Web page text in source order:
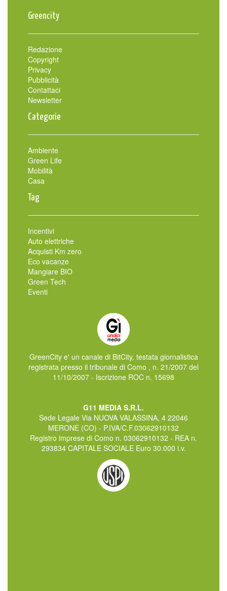
Greencity
Redazione
Copyright
Privacy
Pubblicità
Contattaci
Newsletter
Categorie
Ambiente
Green Life
Mobilità
Casa
Tag
Incentivi
Auto elettriche
Acquisti Km zero
Eco vacanze
Mangiare BIO
Green Tech
Eventi
GreenCity e' un canale di BitCity, testata giornalistica
registrata presso il tribunale di Como , n. 21/2007 del
11/10/2007 - Iscrizione ROC n. 15698
G11 MEDIA S.R.L.
Sede Legale Via NUOVA VALASSINA, 4 22046
MERONE (CO) - P.IVA/C.F.03062910132
Registro imprese di Como n. 03062910132 - REA n.
293834 CAPITALE SOCIALE Euro 30.000 i.v.